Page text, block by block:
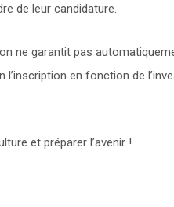
de leur candidature.
ne garantit pas
en fonction de
et préparer l’avenir !